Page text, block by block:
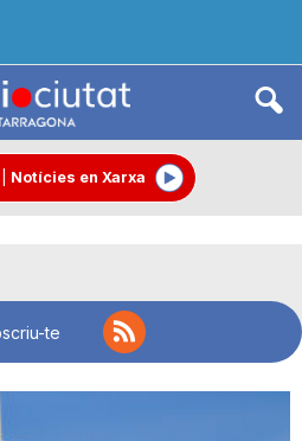
Notícies en Xarxa
te